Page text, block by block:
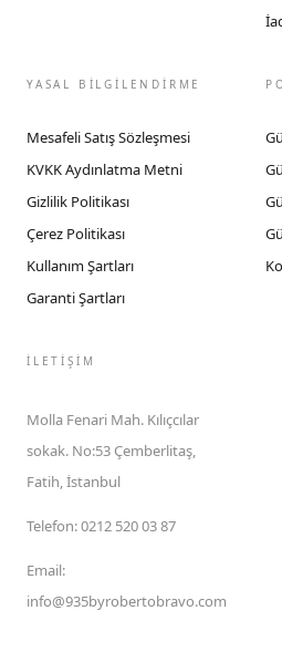
YASAL BİLGİLENDİRME
Mesafeli Satış Sözleşmesi
KVKK Aydınlatma Metni
Gizlilik Politikası
Çerez Politikası
Kullanım Şartları
Garanti Şartları
İLETIŞIM
Molla Fenari Mah. Kılıçcılar
sokak. No:53 Çemberlitaş,
Fatih, İstanbul
Telefon:0212 520 03 87
Email:
info@935byrobertobravo.com